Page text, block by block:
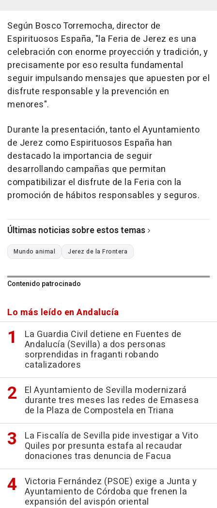
Según Bosco Torremocha, director de
Espirituosos España, "la Feria de Jerez es una
celebración con enorme proyección y tradición, y
precisamente por eso resulta fundamental
seguir impulsando mensajes que apuesten por el
disfrute responsable y la prevención en
menores".
Durante la presentación, tanto el Ayuntamiento
de Jerez como Espirituosos España han
destacado la importancia de seguir
desarrollando campañas que permitan
compatibilizar el disfrute de la Feria con la
promoción de hábitos responsables y seguros.
Últimas noticias sobre estos temas
Mundo animal Jerez de la Frontera
Contenido patrocinado
Lo más leído en Andalucía
La Guardia Civil detiene en Fuentes de
Andalucía (Sevilla) a dos personas
sorprendidas in fraganti robando
catalizadores
El Ayuntamiento de Sevilla modernizará
durante tres meses las redes de Emasesa
de la Plaza de Compostela en Triana
La Fiscalía de Sevilla pide investigar a Vito
Quiles por presunta estafa al recaudar
donaciones tras denuncia de Facua
Victoria Fernández (PSOE) exige a Junta y
Ayuntamiento de Córdoba que frenen la
expansión del avispón oriental